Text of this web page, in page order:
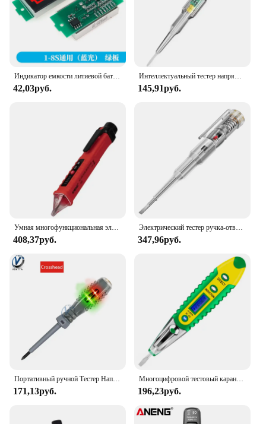
Индикатор емкости литиевой батареи 1S, 2S, 3S, 3,7 в, 4,2 в, синий дисплей, тестер мощности аккумулятора электромобиля, литий-ионный
42,03руб.
Интеллектуальный тестер напряжения перо AC Бесконтактный индукционный тестер карандаш вольтметр детектор мощности индикатор электрической отвертки
145,91руб.
408,37руб.
Электрический тестер ручка-отвертка Бесконтактный индукционный тестер-карандаш вольтметр детектор мощности
347,96руб.
171,13руб.
Многоцифровой тестовый карандаш AC DC 12-250 В, Электрический шуруповерт, ЖК-дисплей, детектор напряжения, тестовая ручка, инструменты электрика
196,23руб.